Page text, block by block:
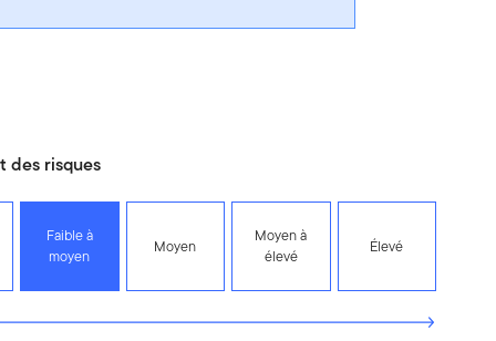
des risques
Faible à
moyen
Moyen
Moyen à
élevé
Élevé